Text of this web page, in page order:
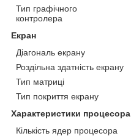
Тип графічного
контролера
Екран
Діагональ екрану
Роздільна здатність екрану
Тип матриці
Тип покриття екрану
Характеристики процесора
Кількість ядер процесора